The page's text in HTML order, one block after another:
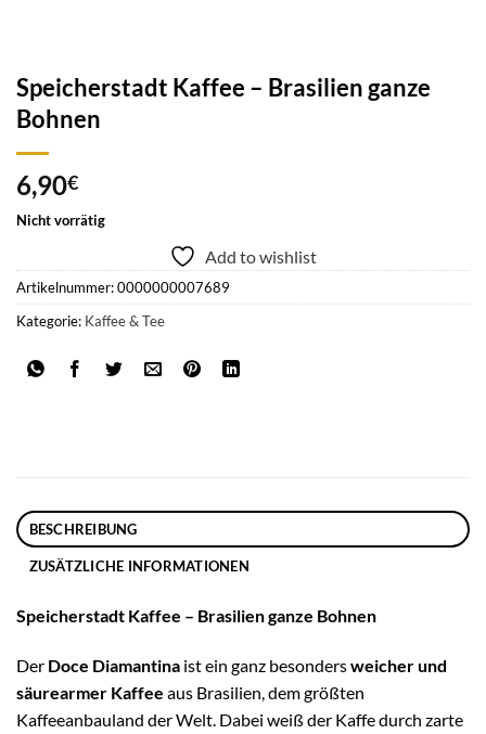
Speicherstadt Kaffee – Brasilien ganze
Bohnen
6,90€
Nicht vorrätig
Add to wishlist
Artikelnummer:0000000007689
Kategorie: Kaffee & Tee
BESCHREIBUNG
ZUSÄTZLICHE INFORMATIONEN
Speicherstadt Kaffee – Brasilien ganze Bohnen
Der Doce Diamantina ist ein ganz besondersweicher und
säurearmer Kaffee aus Brasilien, dem größten
Kaffeeanbauland der Welt. Dabei weiß der Kaffe durch zarte